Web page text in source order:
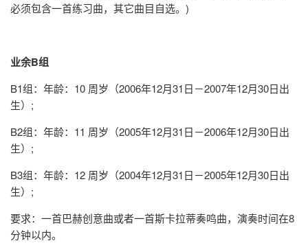
必须包含一首练习曲，其它曲目自选。)
业余B组
B1组：年龄：10 周岁（2006年12月31日－2007年12月30日出
生）;
B2组：年龄：11 周岁（2005年12月31日－2006年12月30日出
生）;
B3组：年龄：12 周岁（2004年12月31日－2005年12月30日出
生）;
要求：一首巴赫创意曲或者一首斯卡拉蒂奏鸣曲，演奏时间在8
分钟以内。